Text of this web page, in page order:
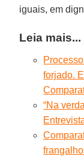
iguais, em
Leia mais...
forjado.
“Na